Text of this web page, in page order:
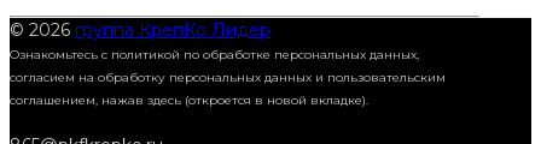
© 2026 группа КрепКо Лидер
Ознакомьтесь с политикой по обработке персональных данных,
согласием на обработку персональных данных и пользовательским
соглашением, нажав здесь (откроется в новой вкладке).